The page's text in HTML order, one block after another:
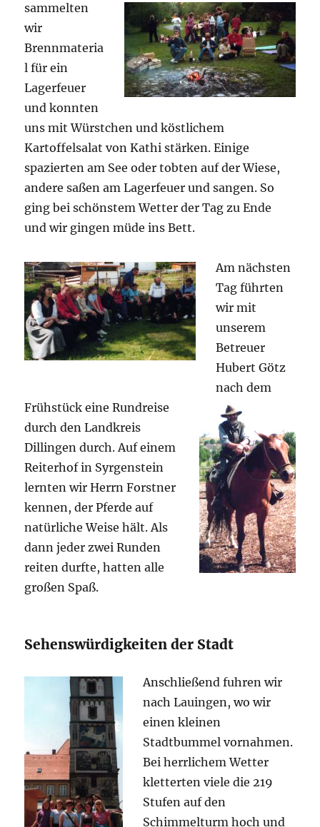
sammelten
wir
Brennmateria
l für ein
Lagerfeuer
und konnten
uns mit Würstchen und köstlichem
Kartoffelsalat von Kathi stärken. Einige
spazierten am See oder tobten auf der Wiese,
andere saßen am Lagerfeuer und sangen. So
ging bei schönstem Wetter der Tag zu Ende
und wir gingen müde ins Bett.
Am nächsten
Tag führten
wir mit
unserem
Betreuer
Hubert Götz
nach dem
Frühstück eine Rundreise
durch den Landkreis
Dillingen durch. Auf einem
Reiterhof in Syrgenstein
lernten wir Herrn Forstner
kennen, der Pferde auf
natürliche Weise hält. Als
dann jeder zwei Runden
reiten durfte, hatten alle
großen Spaß.
Sehenswürdigkeiten der Stadt
Anschließend fuhren wir
nach Lauingen, wo wir
einen kleinen
Stadtbummel vornahmen.
Bei herrlichem Wetter
kletterten viele die 219
Stufen auf den
Schimmelturm hoch und